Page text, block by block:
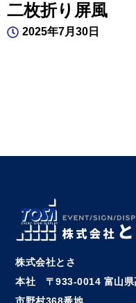
二枚折り屏風
2025年7月30日
株式会社とさ
本社 〒933-0014 富山県
市野村368番地